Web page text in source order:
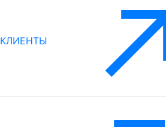
КЛИЕНТЫ